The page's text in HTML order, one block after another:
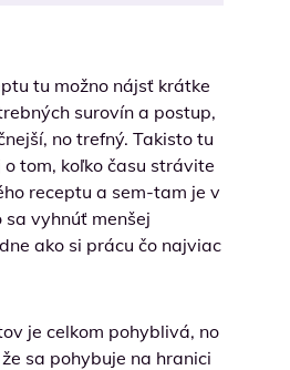
tu možno nájsť krátke
surovín a postup,
no trefný. Takisto tu
tom, koľko času strávite
receptu a sem-tam je v
vyhnúť menšej
ako si prácu čo najviac
je celkom pohyblivá, no
sa pohybuje na hranici